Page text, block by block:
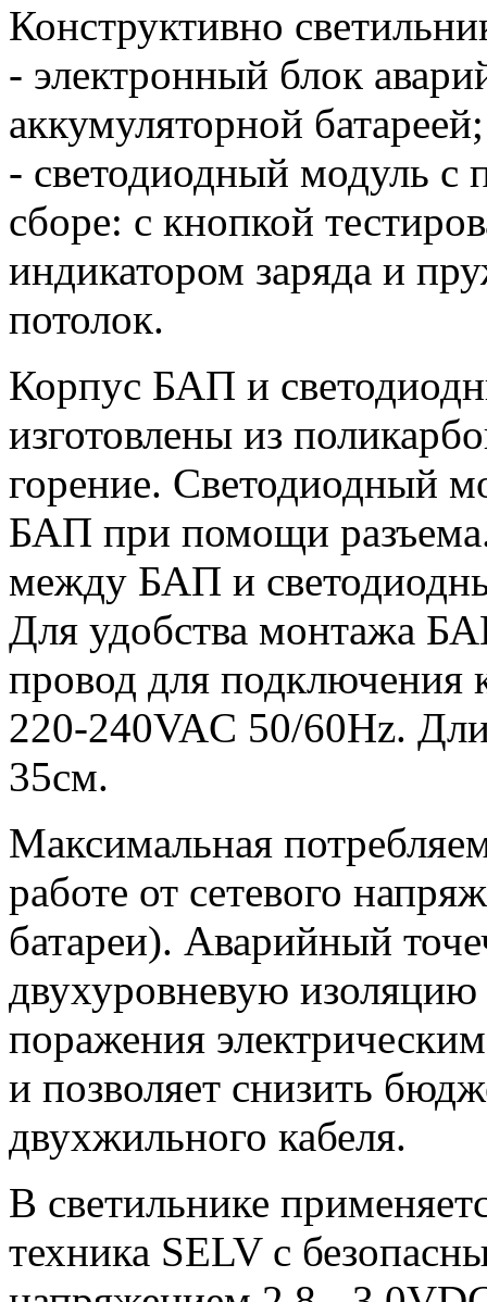
Конструктивно
- электронный блок
аккумуляторной батареей;
- светодиодный модуль с
сборе: с кнопкой
индикатором заряда и
потолок.
Корпус БАП и
изготовлены из
горение. Светодиодный
БАП при помощи
между БАП и
Для удобства монтажа
провод для подключения
220-240VAC 50/60Hz.
35см.
Максимальная
работе от сетевого
батареи). Аварийный
двухуровневую
поражения
и позволяет снизить
двухжильного кабеля.
В светильнике
техника SELV с